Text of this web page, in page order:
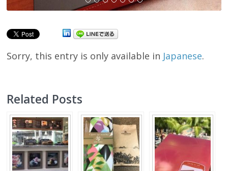
Sorry, this entry is only available in Japanese.
Related Posts